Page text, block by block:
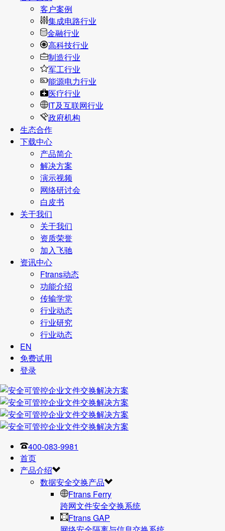
客户案例
集成电路行业
金融行业
高科技行业
制造行业
军工行业
能源电力行业
医疗行业
IT及互联网行业
政府机构
生态合作
下载中心
产品简介
解决方案
演示视频
网络研讨会
白皮书
关于我们
关于我们
资质荣誉
加入飞驰
资讯中心
Ftrans动态
功能介绍
传输学堂
行业动态
行业研究
行业动态
EN
免费试用
登录
400-083-9981
首页
产品介绍
数据安全交换产品
Ftrans Ferry
跨网文件安全交换系统
Ftrans GAP